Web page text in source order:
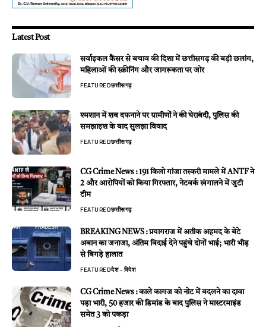
Latest Post
सर्वाइकल कैंसर से बचाव की दिशा में छत्तीसगढ़ की बड़ी छलांग,
महिलाओं की स्क्रीनिंग और जागरूकता पर जोर
FEATUREDछत्तीसगढ़
श्मशान में शव दफनाने पर ग्रामीणों ने की घेराबंदी, पुलिस की
समझाइश के बाद सुलझा विवाद
FEATUREDछत्तीसगढ़
CG Crime News : 191 किलो गांजा तस्करी मामले में ANTF ने
2 और आरोपियों को किया गिरफ्तार, नेटवर्क खंगालने में जुटी
टीम
FEATUREDछत्तीसगढ़
BREAKING NEWS : प्रयागराज में अतीक अहमद के बेटे
अबान का जनाजा, अंतिम विदाई देने पहुंचे दोनों भाई; भारी भीड़
से बिगड़े हालात
FEATUREDदेश - विदेश
CG Crime News : काले कागज को नोट में बदलने का दावा
पड़ा भारी, 50 हजार की डिमांड के बाद पुलिस ने मास्टरमाइंड
समेत 3 को पकड़ा